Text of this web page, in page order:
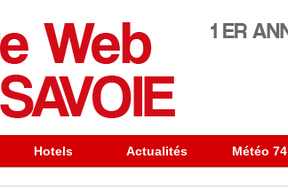
Hotels Actualités Météo 74